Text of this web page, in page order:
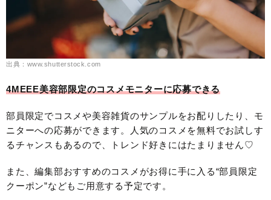
出典：www.shutterstock.com
4MEEE美容部限定のコスメモニターに応募できる
部員限定でコスメや美容雑貨のサンプルをお配りしたり、モ
ニターへの応募ができます。人気のコスメを無料でお試しす
るチャンスもあるので、トレンド好きにはたまりません♡
また、編集部おすすめのコスメがお得に手に入る“部員限定
クーポン”などもご用意する予定です。